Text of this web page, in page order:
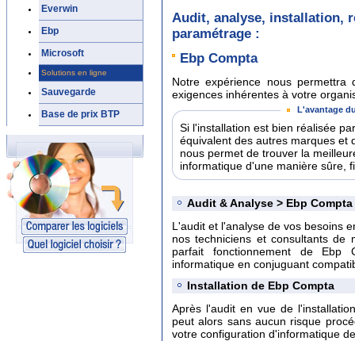
Everwin
Ebp
Microsoft
Solutions en ligne
Sauvegarde
Base de prix BTP
Audit, analyse, installation,
paramétrage :
Ebp Compta
Notre expérience nous
exigences inhérentes à votre
L'avantage
Si l'installation est bien réalisée
équivalent des autres marques et
nous permet de trouver la
informatique d'une manière sûre,
Audit & Analyse > Ebp Compta
L'audit et l'analyse de vos besoins
nos techniciens et consultants de
parfait fonctionnement de
informatique en conjuguant
Installation de Ebp Compta
Après l'audit en vue de
peut alors sans aucun risque
votre configuration d'informatique